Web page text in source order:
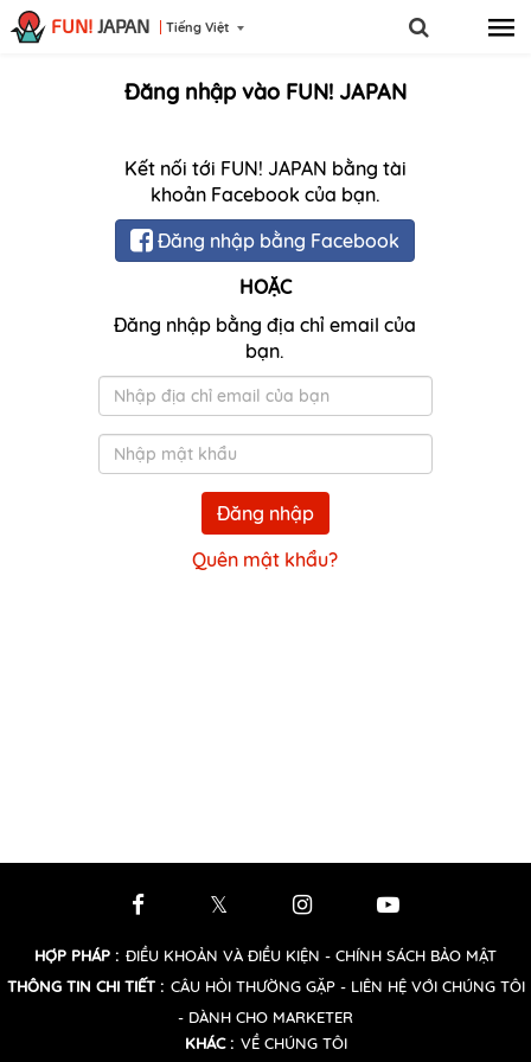
FUN! JAPAN Tiếng Việt
Đăng nhập vào FUN! JAPAN
Kết nối tới FUN! JAPAN bằng tài
khoản Facebook của bạn.
Đăng nhập bằng Facebook
HOẶC
Đăng nhập bằng địa chỉ email của
bạn.
Email
khẩu
Đăng nhập
Quên mật khẩu?
HỢP PHÁP : ĐIỀU KHOẢN VÀ ĐIỀU KIỆN - CHÍNH SÁCH BẢO MẬT
THÔNG TIN CHI TIẾT : CÂU HỎI THƯỜNG GẶP - LIÊN HỆ VỚI CHÚNG TÔI
- DÀNH CHO MARKETER
KHÁC : VỀ CHÚNG TÔI